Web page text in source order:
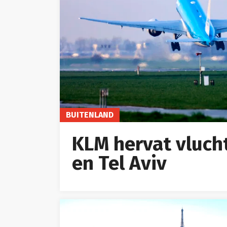
BUITENLAND
KLM hervat
en Tel Aviv